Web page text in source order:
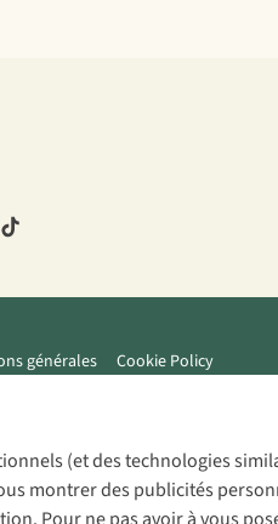
(et des technologies
montrer des publicités
générales Cookie Policy